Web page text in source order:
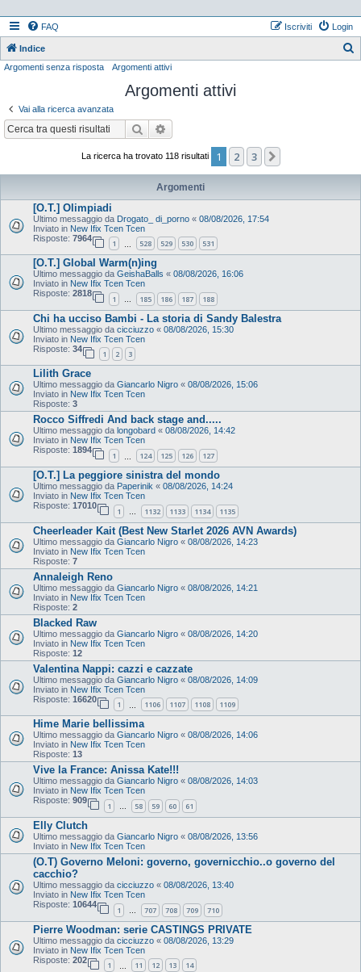
FAQ Login
Iscriviti
Indice
Argomenti senza risposta Argomenti attivi
Argomenti attivi
Vai alla ricerca avanzata
Cerca
La ricerca ha trovato 118 risultati 1 2 3
Argomenti
[O.T.] Olimpiadi
Ultimo messaggio da Drogato_ di_porno « 08/08/2026, 17:54
Inviato in New Ifix Tcen Tcen
Risposte: 7964
1 528 529 530 531
[O.T.] Global Warm(n)ing
Ultimo messaggio da GeishaBalls « 08/08/2026, 16:06
Inviato in New Ifix Tcen Tcen
Risposte: 2818
1 … 185 186 187 188
Chi ha ucciso Bambi - La storia di Sandy Balestra
Ultimo messaggio da cicciuzzo « 08/08/2026, 15:30
Inviato in New Ifix Tcen Tcen
Risposte: 34
1 2 3
Lilith Grace
Ultimo messaggio da Giancarlo Nigro « 08/08/2026, 15:06
Inviato in New Ifix Tcen Tcen
Risposte: 3
Rocco Siffredi And back stage and.....
Ultimo messaggio da longobard « 08/08/2026, 14:42
Inviato in New Ifix Tcen Tcen
Risposte: 1894
1 124 125 126 127
[O.T.] La peggiore sinistra del mondo
Ultimo messaggio da Paperinik « 08/08/2026, 14:24
Inviato in New Ifix Tcen Tcen
Risposte: 17010
1 … 1132 1133 1134 1135
Cheerleader Kait (Best New Starlet 2026 AVN Awards)
Ultimo messaggio da Giancarlo Nigro « 08/08/2026, 14:23
Inviato in New Ifix Tcen Tcen
Risposte: 7
Annaleigh Reno
Ultimo messaggio da Giancarlo Nigro « 08/08/2026, 14:21
Inviato in New Ifix Tcen Tcen
Risposte: 2
Blacked Raw
Ultimo messaggio da Giancarlo Nigro « 08/08/2026, 14:20
Inviato in New Ifix Tcen Tcen
Risposte: 12
Valentina Nappi: cazzi e cazzate
Ultimo messaggio da Giancarlo Nigro « 08/08/2026, 14:09
Inviato in New Ifix Tcen Tcen
Risposte: 16620
1 1106 1107 1108 1109
Hime Marie bellissima
Ultimo messaggio da Giancarlo Nigro « 08/08/2026, 14:06
Inviato in New Ifix Tcen Tcen
Risposte: 13
Vive la France: Anissa Kate!!!
Ultimo messaggio da Giancarlo Nigro « 08/08/2026, 14:03
Inviato in New Ifix Tcen Tcen
Risposte: 909
1 … 58 59 60 61
Elly Clutch
Ultimo messaggio da Giancarlo Nigro « 08/08/2026, 13:56
Inviato in New Ifix Tcen Tcen
(O.T) Governo Meloni: governo, governicchio..o governo del
cacchio?
Ultimo messaggio da cicciuzzo « 08/08/2026, 13:40
Inviato in New Ifix Tcen Tcen
Risposte: 10644
1 … 707 708 709 710
Pierre Woodman: serie CASTINGS PRIVATE
Ultimo messaggio da cicciuzzo « 08/08/2026, 13:29
Inviato in New Ifix Tcen Tcen
Risposte: 202
1 11 12 13 14